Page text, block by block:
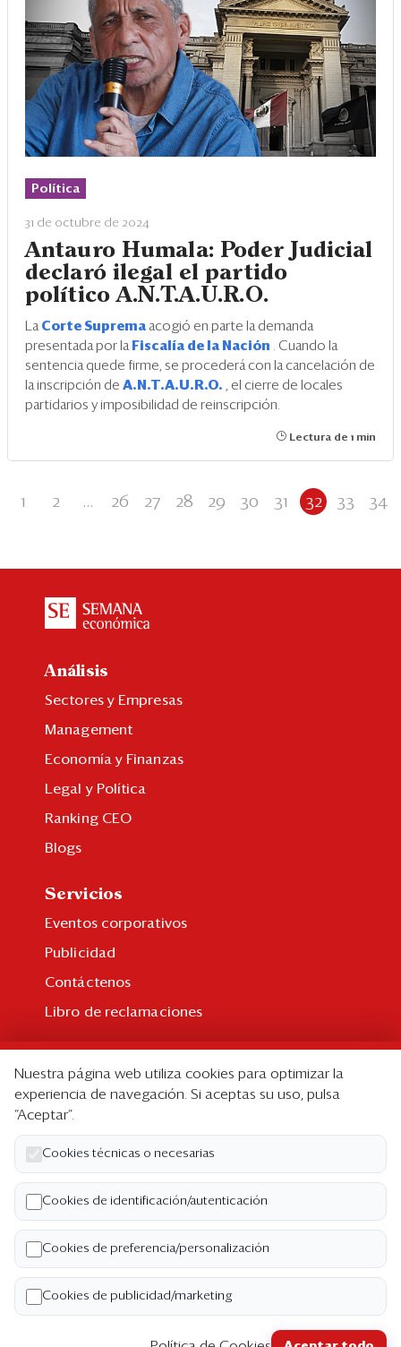
Política
31 de octubre de 2024
Antauro Humala: Poder Judicial
declaró ilegal el partido
político A.N.T.A.U.R.O.
La Corte Suprema acogió en parte la demanda
presentada por la Fiscalía de la Nación . Cuando la
sentencia quede firme, se procederá con la cancelación de
la inscripción de A.N.T.A.U.R.O. , el cierre de locales
partidarios y imposibilidad de reinscripción.
Lectura de 1 min
1 2 ... 26 27 28 29 30 31 32 33 34
Análisis
Sectores y Empresas
Management
Economía y Finanzas
Legal y Política
Ranking CEO
Blogs
Servicios
Eventos corporativos
Publicidad
Contáctenos
Libro de reclamaciones
Suscripción individual
Paquetes corporativos
Edición Impresa
Nosotros
Quiénes somos
Código de ética
Términos y Condiciones
Nuestra página web utiliza cookies para optimizar la
experiencia de navegación. Si aceptas su uso, pulsa
“Aceptar”.
Cookies técnicas o necesarias
Cookies de identificación/autenticación
Cookies de preferencia/personalización
Cookies de publicidad/marketing